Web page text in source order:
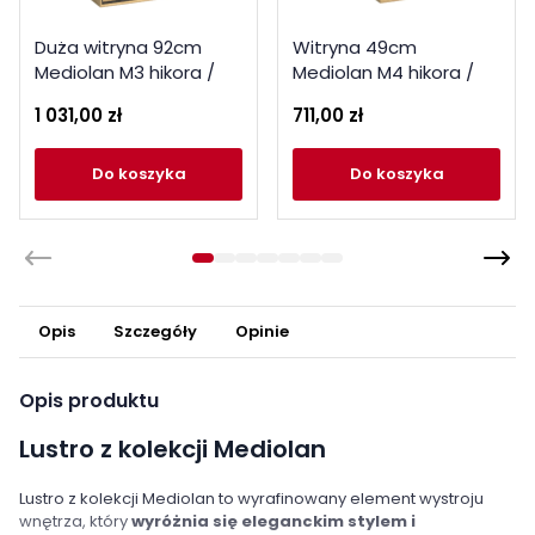
Duża witryna 92cm
Mediolan M3 hikora /
1 031,00 zł
do koszyka
Witryna 49cm
Mediolan M4 hikora /
711,00 zł
do koszyka
Opis Szczegóły Opinie
Opis produktu
Lustro z kolekcji Mediolan
Lustro z kolekcji Mediolan to wyrafinowany element wystroju
wnętrza, którywyróżnia się eleganckim stylem i